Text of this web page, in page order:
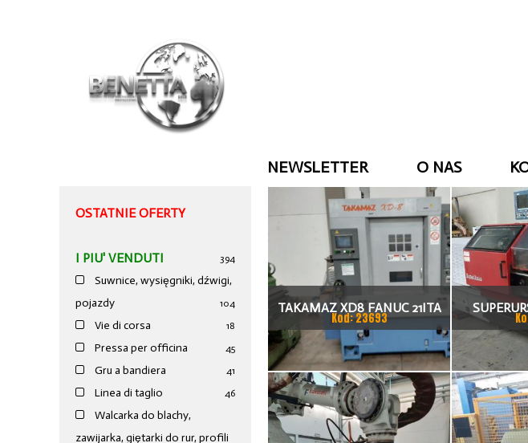
NEWSLETTER O NAS
OSTATNIE OFERTY
I PIU' VENDUTI 394
Suwnice, wysięgniki, dźwigi,
pojazdy
104
Vie di corsa 18
Pressa per officina 45
Gru a bandiera 41
Linea di taglio 46
Walcarka do blachy,
zawijarka, giętarki do rur, profili
TAKAMAZ XD8 FANUC 21ITA
TOKARKA CNC
Kod: 23693